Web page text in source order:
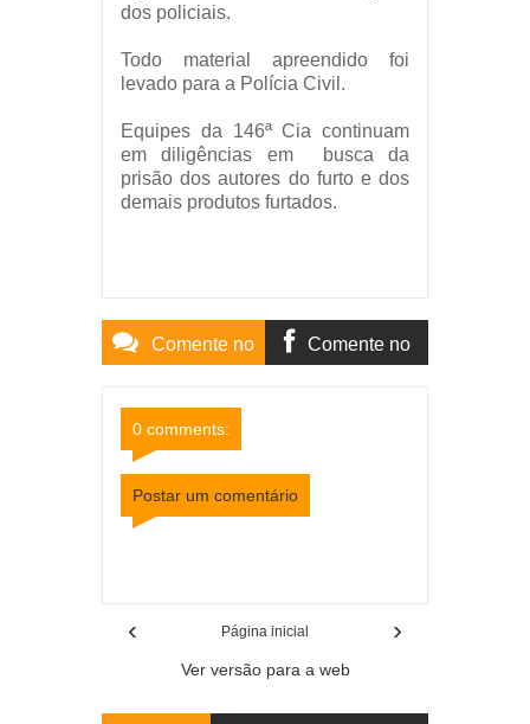
dos policiais.
Todo material apreendido foi
levado para a Polícia Civil.
Equipes da 146ª Cia continuam
em diligências em busca da
prisão dos autores do furto e dos
demais produtos furtados.
Comente no Comente no
0 comments:
Postar um comentário
‹ ›
Página inicial
Ver versão para a web